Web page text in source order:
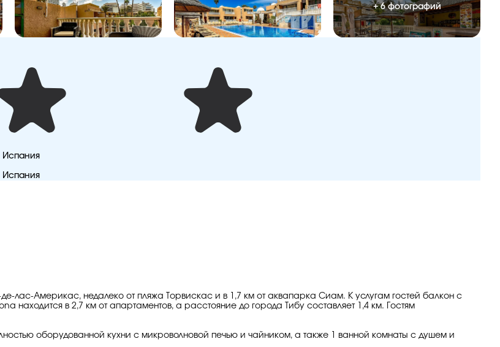
+ 6 фотографий
Испания
Испания
лас-Америкас, недалеко от пляжа Торвискас и в 1,7 км от аквапарка Сиам. К услугам гостей балкон с
в 2,7 км от апартаментов, а расстояние до города Тибу составляет 1,4 км. Гостям
оборудованной кухни с микроволновой печью и чайником, а также 1 ванной комнаты с душем и